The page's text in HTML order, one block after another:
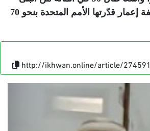
التحتية المدنية، بتكلفة إعمار قدّرتها الأمم المتحدة بنحو 70
http://ikhwan.online/article/274591